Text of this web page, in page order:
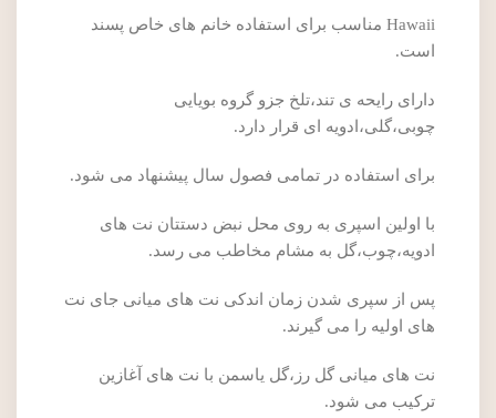
Hawaii مناسب برای استفاده خانم های خاص پسند
است.
دارای رایحه ی تند،تلخ جزو گروه بویایی
چوبی،گلی،ادویه ای قرار دارد.
برای استفاده در تمامی فصول سال پیشنهاد می شود.
با اولین اسپری به روی محل نبض دستتان نت های
ادویه،چوب،گل به مشام مخاطب می رسد.
پس از سپری شدن زمان اندکی نت های میانی جای نت
های اولیه را می گیرند.
نت های میانی گل رز،گل یاسمن با نت های آغازین
ترکیب می شود.